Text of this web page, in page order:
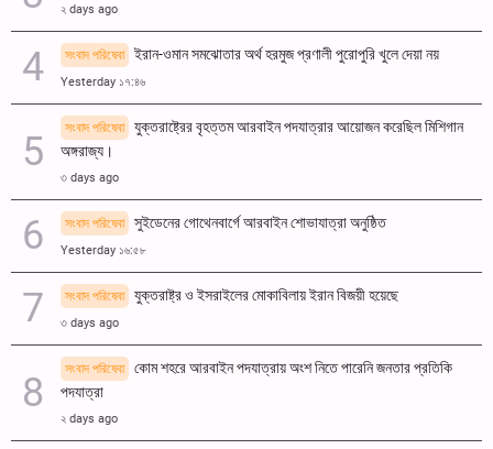
২ days ago
সংবাদ পরিষেবা ইরান-ওমান সমঝোতার অর্থ হরমুজ প্রণালী পুরোপুরি খুলে দেয়া নয়
Yesterday ১৭:৪৬
সংবাদ পরিষেবা
যুক্তরাষ্ট্রের বৃহত্তম আরবাইন পদযাত্রার আয়োজন করেছিল মিশিগান
অঙ্গরাজ্য।
৩ days ago
সংবাদ পরিষেবা সুইডেনের গোথেনবার্গে আরবাইন শোভাযাত্রা অনুষ্ঠিত
Yesterday ১৬:৫৮
সংবাদ পরিষেবা যুক্তরাষ্ট্র ও ইসরাইলের মোকাবিলায় ইরান বিজয়ী হয়েছে
৩ days ago
সংবাদ পরিষেবা
কোম শহরে আরবাইন পদযাত্রায় অংশ নিতে পারেনি জনতার প্রতিকি
পদযাত্রা
২ days ago